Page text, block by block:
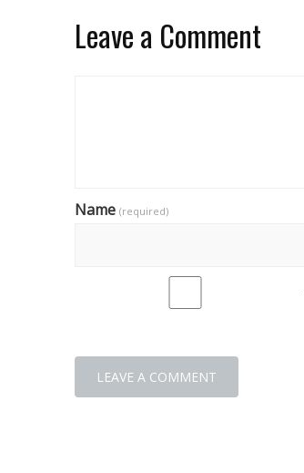
Leave a Comment
Name (required)